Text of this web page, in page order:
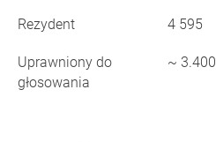
Rezydent 4 595
Uprawniony do
głosowania
~ 3.400